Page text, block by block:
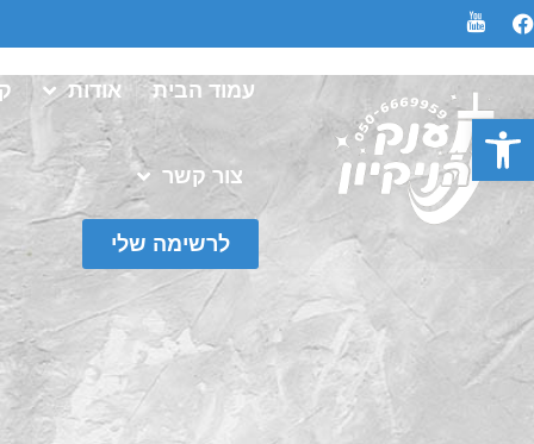
פתח סרגל נגישות
עמוד הבית אודות
צור קשר
לרשימה שלי